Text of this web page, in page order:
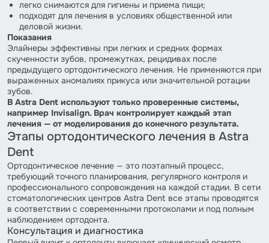
легко снимаются для гигиены и приема пищи;
подходят для лечения в условиях общественной или
деловой жизни.
Показания
Элайнеры эффективны при легких и средних формах
скученности зубов, промежутках, рецидивах после
предыдущего ортодонтического лечения. Не применяются при
выраженных аномалиях прикуса или значительной ротации
зубов.
В Astra Dent используют только проверенные системы,
например Invisalign. Врач контролирует каждый этап
лечения — от моделирования до конечного результата.
Этапы ортодонтического лечения в Astra
Dent
Ортодонтическое лечение — это поэтапный процесс,
требующий точного планирования, регулярного контроля и
профессионального сопровождения на каждой стадии. В сети
стоматологических центров Astra Dent все этапы проводятся
в соответствии с современными протоколами и под полным
наблюдением ортодонта.
Консультация и диагностика